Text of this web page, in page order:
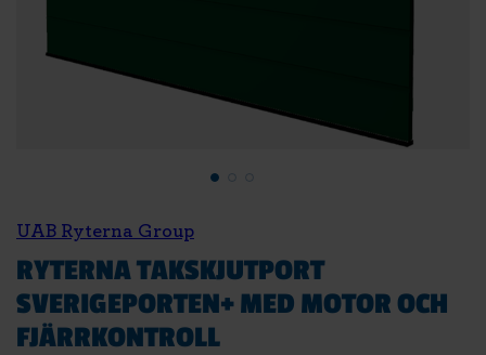
UAB Ryterna Group
RYTERNA TAKSKJUTPORT
SVERIGEPORTEN+ MED MOTOR OCH
FJÄRRKONTROLL